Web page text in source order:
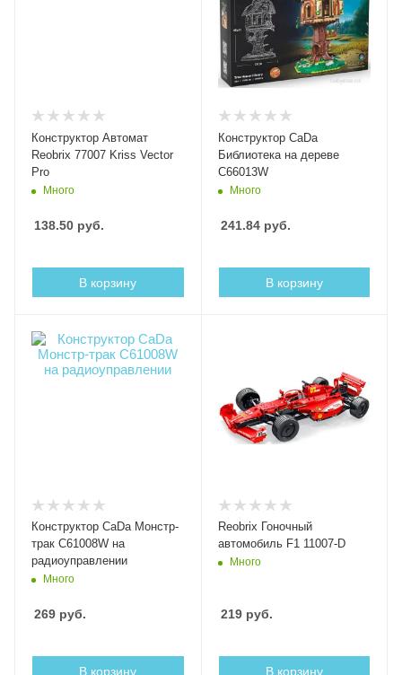
Конструктор Автомат
Reobrix 77007 Kriss Vector
Pro
Много
138.50 руб.
В корзину
Конструктор CaDa
Библиотека на дереве
C66013W
Много
241.84руб.
В корзину
Конструктор CaDa Монстр-
трак C61008W на
радиоуправлении
Много
269 руб.
В корзину
Reobrix Гоночный
автомобиль F1 11007-D
Много
219руб.
В корзину